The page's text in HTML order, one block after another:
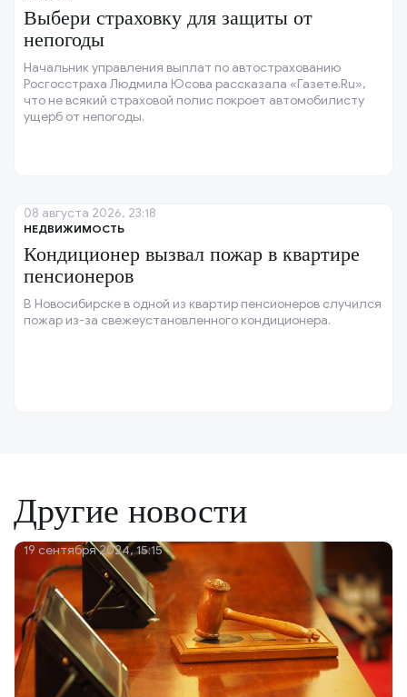
Выбери страховку для защиты от
непогоды
Начальник управления выплат по автострахованию
Росгосстраха Людмила Юсова рассказала «Газете.Ru»,
что не всякий страховой полис покроет автомобилисту
ущерб от непогоды.
НЕДВИЖИМОСТЬ
Кондиционер вызвал пожар в квартире
пенсионеров
В Новосибирске в одной из квартир пенсионеров случился
пожар из-за свежеустановленного кондиционера.
08 августа 2026, 23:18
Другие новости
19 сентября 2024, 15:15